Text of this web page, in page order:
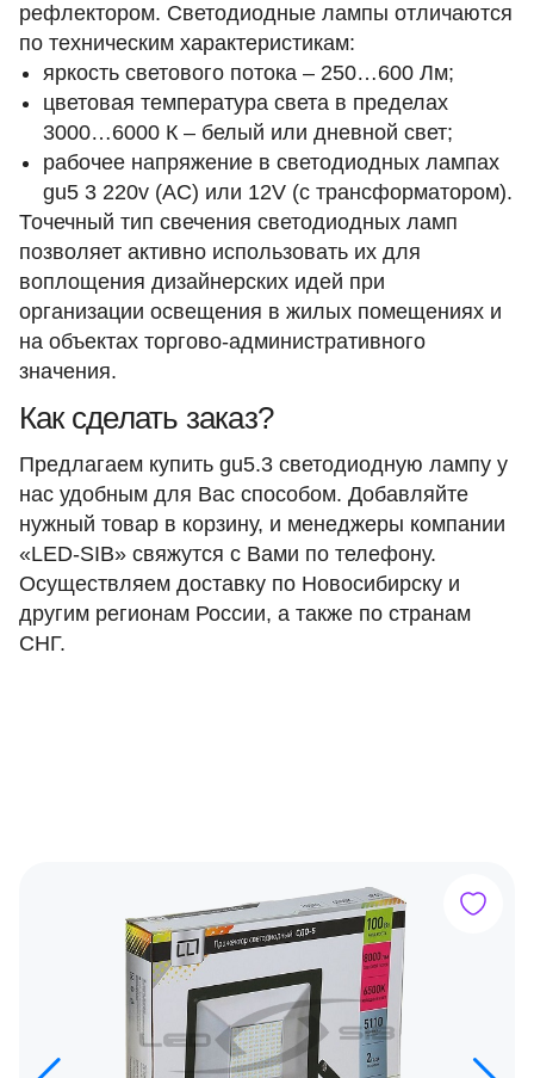
рефлектором. Светодиодные лампы отличаются
по техническим характеристикам:
яркость светового потока – 250…600 Лм;
цветовая температура света в пределах
3000…6000 К – белый или дневной свет;
рабочее напряжение в светодиодных лампах
gu5 3 220v (AC) или 12V (с трансформатором).
Точечный тип свечения светодиодных ламп
позволяет активно использовать их для
воплощения дизайнерских идей при
организации освещения в жилых помещениях и
на объектах торгово-административного
значения.
Как сделать заказ?
Предлагаем купить gu5.3 светодиодную лампу у
нас удобным для Вас способом. Добавляйте
нужный товар в корзину, и менеджеры компании
«LED-SIB» свяжутся с Вами по телефону.
Осуществляем доставку по Новосибирску и
другим регионам России, а также по странам
СНГ.